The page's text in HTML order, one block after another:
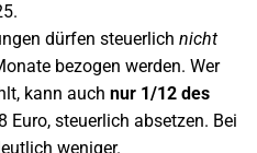
dürfen steuerlich nicht
bezogen werden. Wer
kann auch nur 1/12 des
Euro, steuerlich absetzen. Bei
weniger.